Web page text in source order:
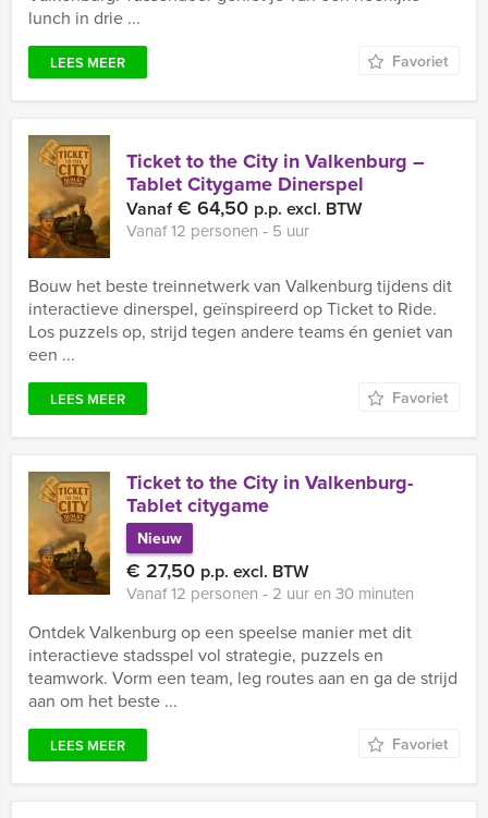
lunch in drie ...
LEES MEER Favoriet
Ticket to the City in Valkenburg –
Tablet Citygame Dinerspel
Vanaf€ 64,50 p.p. excl. BTW
Vanaf 12 personen ‐ 5 uur
Bouw het beste treinnetwerk van Valkenburg tijdens dit
interactieve dinerspel, geïnspireerd op Ticket to Ride.
Los puzzels op, strijd tegen andere teams én geniet van
een ...
LEES MEER Favoriet
Ticket to the City in Valkenburg-
Tablet citygame
Nieuw
€ 27,50 p.p. excl. BTW
Vanaf 12 personen ‐ 2 uur en 30 minuten
Ontdek Valkenburg op een speelse manier met dit
interactieve stadsspel vol strategie, puzzels en
teamwork. Vorm een team, leg routes aan en ga de strijd
aan om het beste ...
LEES MEER Favoriet